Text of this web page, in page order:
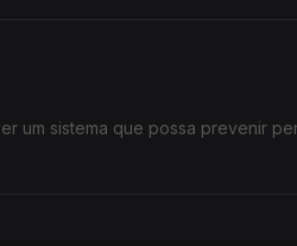
um sistema que possa prevenir